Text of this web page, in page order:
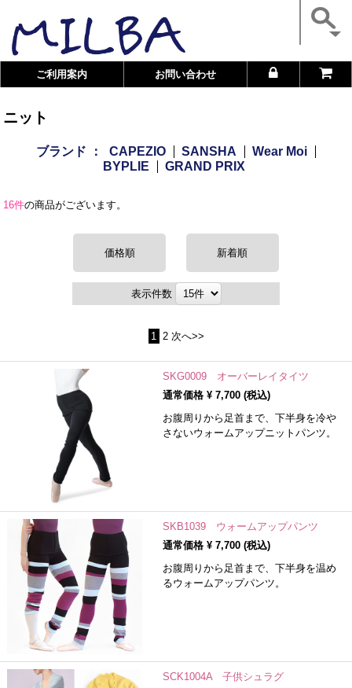
ご利用案内 お問い合わせ
ニット
ブランド ： CAPEZIO SANSHA
Wear Moi
BYPLIE
GRAND PRIX
16件の商品がございます。
価格順 新着順
表示件数
1 2 次へ>>
SKG0009 オーバーレイタイツ
通常価格 ¥ 7,700(税込)
お腹周りから足首まで、下半身を冷や
さないウォームアップニットパンツ。
SKB1039 ウォームアップパンツ
通常価格 ¥ 7,700(税込)
お腹周りから足首まで、下半身を温め
るウォームアップパンツ。
SCK1004A 子供シュラグ